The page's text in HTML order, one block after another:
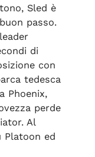
Sled è
passo.
di
con
tedesca
Phoenix,
perde
Al
Platoon ed